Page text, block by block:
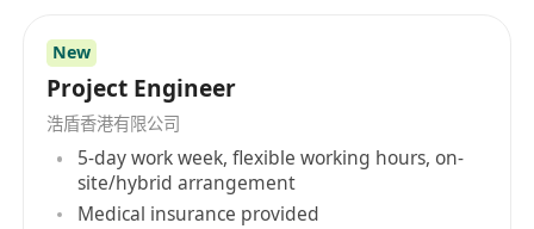
簡單編製工地相片記錄、進度報告、竣工資
料初稿；
跟進整改單、缺點清單，直至完全收齊及閉
環。
助理項目經理額外職務
協助項目成本管控、分判合約細節跟進；
New
Project Engineer
浩盾香港有限公司
5-day work week, flexible working hours, on-
site/hybrid arrangement
Medical insurance provided